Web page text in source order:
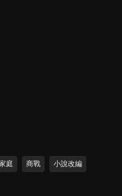
庭 商戰 小說改編